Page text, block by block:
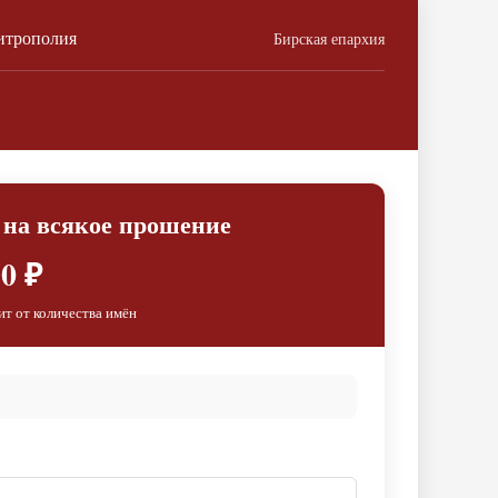
Бирская епархия
всякое прошение
₽
от количества имён